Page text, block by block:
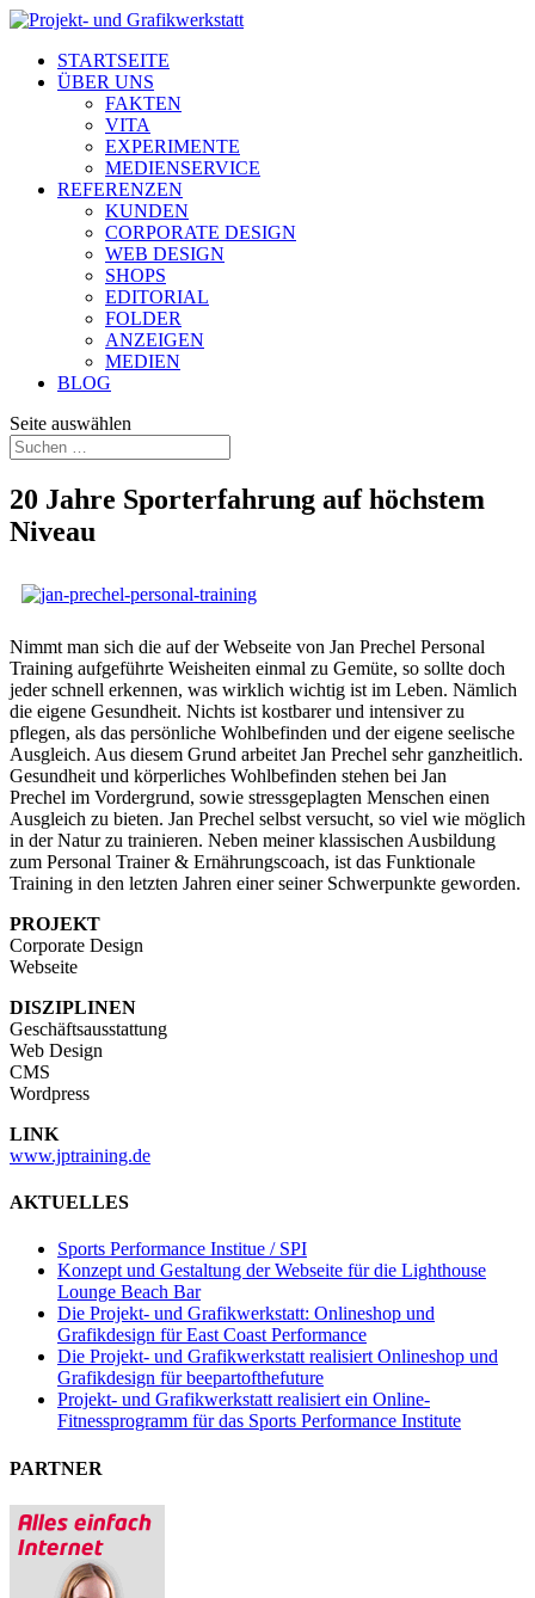
STARTSEITE
ÜBER UNS
FAKTEN
VITA
EXPERIMENTE
MEDIENSERVICE
REFERENZEN
KUNDEN
CORPORATE DESIGN
WEB DESIGN
SHOPS
EDITORIAL
FOLDER
ANZEIGEN
MEDIEN
BLOG
Seite auswählen
20 Jahre Sporterfahrung auf höchstem
Niveau
Nimmt man sich die auf der Webseite von Jan Prechel Personal
Training aufgeführte Weisheiten einmal zu Gemüte, so sollte doch
jeder schnell erkennen, was wirklich wichtig ist im Leben. Nämlich
die eigene Gesundheit. Nichts ist kostbarer und intensiver zu
pflegen, als das persönliche Wohlbefinden und der eigene seelische
Ausgleich. Aus diesem Grund arbeitet Jan Prechel sehr ganzheitlich.
Gesundheit und körperliches Wohlbefinden stehen bei Jan
Prechel im Vordergrund, sowie stressgeplagten Menschen einen
Ausgleich zu bieten. Jan Prechel selbst versucht, so viel wie möglich
in der Natur zu trainieren. Neben meiner klassischen Ausbildung
zum Personal Trainer & Ernährungscoach, ist das Funktionale
Training in den letzten Jahren einer seiner Schwerpunkte geworden.
PROJEKT
Corporate Design
Webseite
DISZIPLINEN
Geschäftsausstattung
Web Design
CMS
Wordpress
LINK
www.jptraining.de
AKTUELLES
Sports Performance Institue / SPI
Konzept und Gestaltung der Webseite für die Lighthouse
Lounge Beach Bar
Die Projekt- und Grafikwerkstatt: Onlineshop und
Grafikdesign für East Coast Performance
Die Projekt- und Grafikwerkstatt realisiert Onlineshop und
Grafikdesign für beepartofthefuture
Projekt- und Grafikwerkstatt realisiert ein Online-
Fitnessprogramm für das Sports Performance Institute
PARTNER